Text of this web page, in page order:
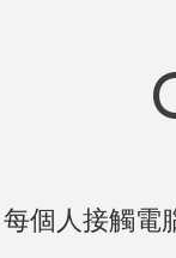
個人接觸